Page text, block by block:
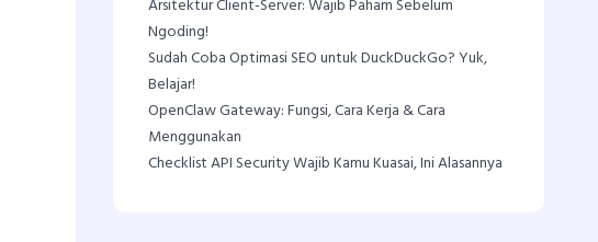
Arsitektur Client-Server: Wajib Paham Sebelum
Ngoding!
Sudah Coba Optimasi SEO untuk DuckDuckGo? Yuk,
Belajar!
OpenClaw Gateway: Fungsi, Cara Kerja & Cara
Menggunakan
Checklist API Security Wajib Kamu Kuasai, Ini Alasannya